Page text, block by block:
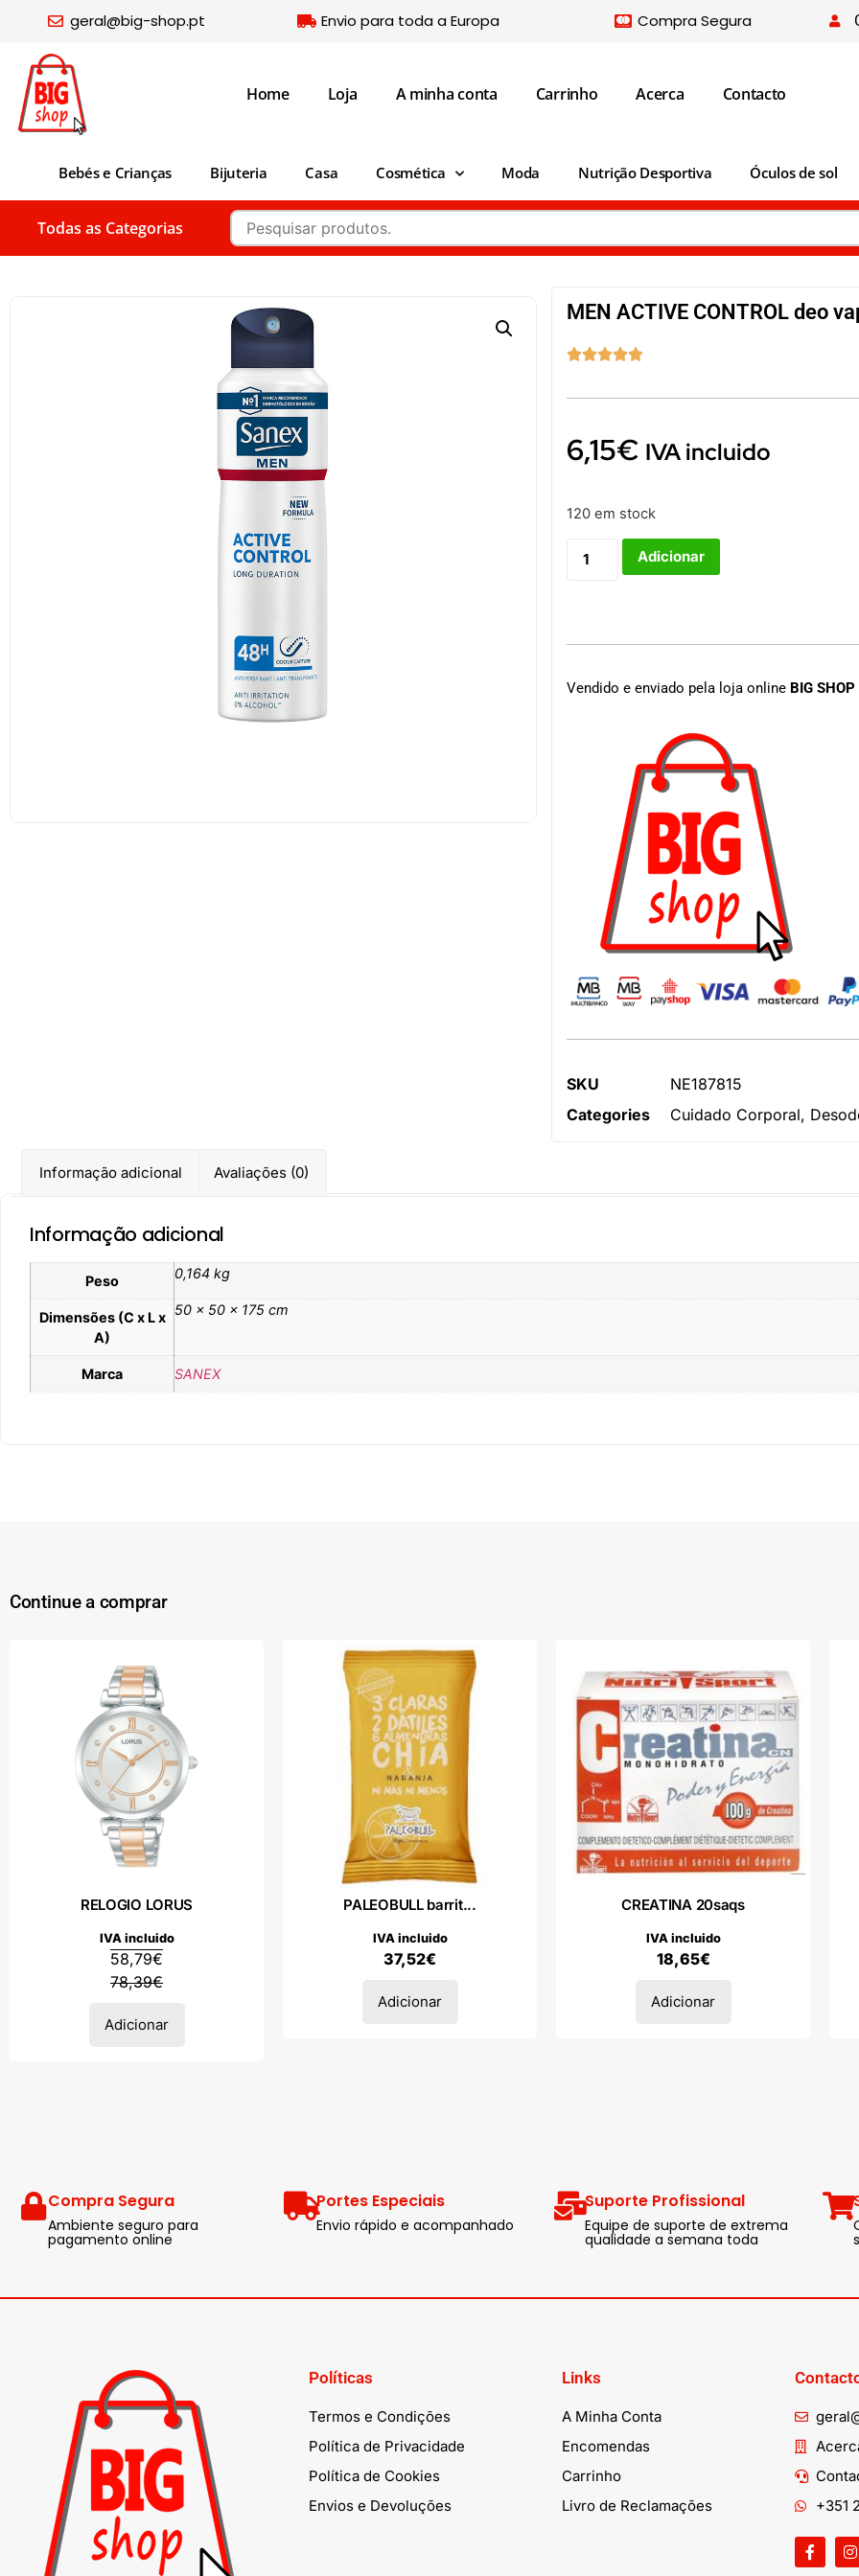
geral@big-shop.pt Envio para toda a Europa Compra Segura
Home Loja A minha conta Carrinho Acerca Contacto
Bebés e Crianças Bijuteria Casa Cosmética Moda Nutrição Desportiva Óculos de sol
Todas as Categorias
MEN ACTIVE CONTROL deo

6,15€ IVA incluido
120 em stock
Adicionar
Vendido e enviado pela loja online BIG SHOP
SKU
NE187815
Categories
Cuidado Corporal,
Informação adicional Avaliações (0)
Informação adicional
Peso 0,164 kg
Dimensões (C x L x
A)
50 × 50 × 175 cm
Marca SANEX
Continue a comprar
RELOGIO LORUS
78,39€
58,79€
IVA incluido
Adicionar
PALEOBULL barrit...
37,52€
IVA incluido
Adicionar
CREATINA 20saqs
18,65€
IVA incluido
Adicionar
Compra Segura
Ambiente seguro para
pagamento online
Portes Especiais
Envio rápido e acompanhado
Suporte Profissional
Equipe de suporte de extrema
qualidade a semana toda
Políticas
Termos e Condições
Política de Privacidade
Política de Cookies
Envios e Devoluções
Links
A Minha Conta
Encomendas
Carrinho
Livro de Reclamações
+351